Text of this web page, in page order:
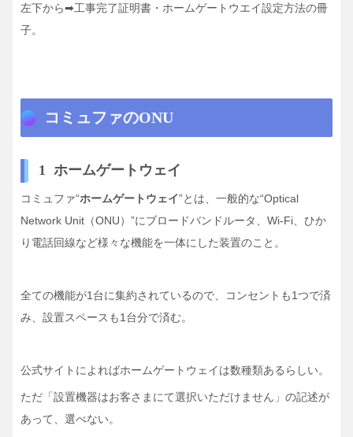
左下から➡工事完了証明書・ホームゲートウエイ設定方法の冊
子。
コミュファのONU
1 ホームゲートウェイ
コミュファ“ホームゲートウェイ”とは、一般的な“Optical
Network Unit（ONU）”にブロードバンドルータ、Wi-Fi、ひか
り電話回線など様々な機能を一体にした装置のこと。
全ての機能が1台に集約されているので、コンセントも1つで済
み、設置スペースも1台分で済む。
公式サイトによればホームゲートウェイは数種類あるらしい。
ただ「設置機器はお客さまにて選択いただけません」の記述が
あって、選べない。